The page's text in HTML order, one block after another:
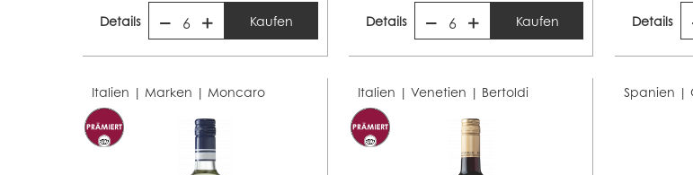
Details 6 Kaufen Details 6 Kaufen Details
Italien | Marken | Moncaro Italien | Venetien | Bertoldi Spanien |